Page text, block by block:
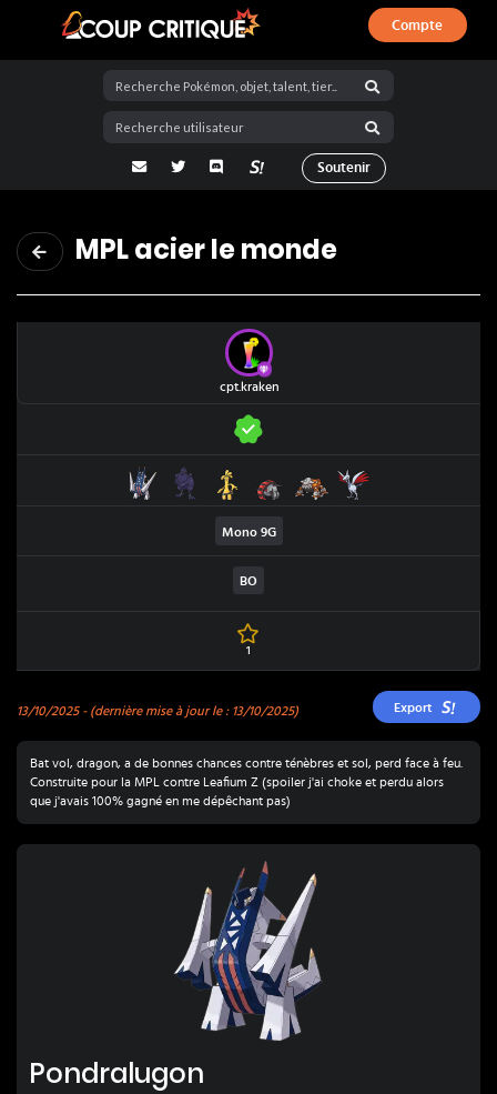
Coup Critique
Compte
adresse email
Twitter Discord La Salty Room sur Pokémon
Soutenir
MPL acier le monde
cpt.kraken
Pondralugon
Corvaillus Roue-de-Fer
Heatran
Mono 9G
BO
1
13/10/2025 - (dernière mise à jour le : 13/10/2025) Export
Bat vol, dragon, a de bonnes chances contre ténèbres et sol, perd face à feu.
Construite pour la MPL contre Leafium Z (spoiler j'ai choke et perdu alors
que j'avais 100% gagné en me dépêchant pas)
Pondralugon